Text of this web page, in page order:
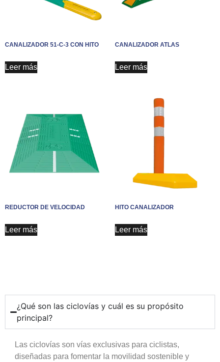
CANALIZADOR 51-C-3 CON HITO
Leer más
CANALIZADOR ATLAS
Leer más
REDUCTOR DE VELOCIDAD
Leer más
HITO CANALIZADOR
Leer más
¿Qué son las ciclovías y cuál es su propósito
principal?
Las ciclovías son vías exclusivas para ciclistas,
diseñadas para fomentar la movilidad sostenible y